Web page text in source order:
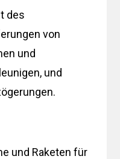
des
von
und
und
und Raketen für